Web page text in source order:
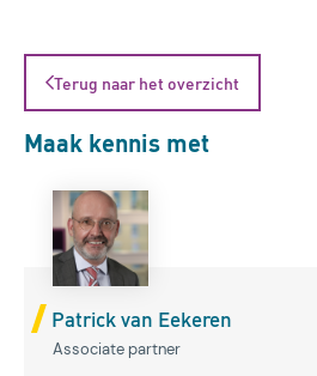
Terug naar het overzicht
Maak kennis met
Patrick van Eekeren
Associate partner